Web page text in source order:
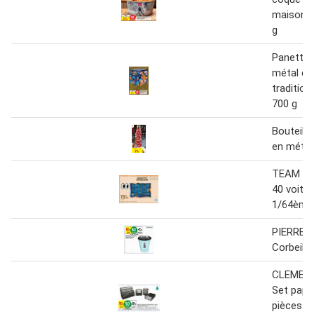
maison
g
métal
700 g
en
TEAM
40
1/64ème
PIERRE
Set
pièces